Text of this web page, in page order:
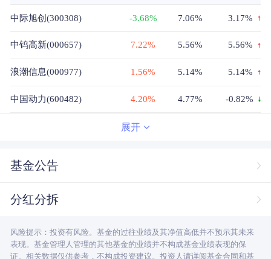
中际旭创(300308) -3.68% 7.06% 3.17%
中钨高新(000657) 7.22% 5.56% 5.56%
浪潮信息(000977) 1.56% 5.14% 5.14%
中国动力(600482) 4.20% 4.77% -0.82%
0.38%
思源电气(002028)
冰轮环境(000811) 4.89% 3.01% 3.01%
展开
基金公告
分红分拆
风险提示：投资有风险。基金的过往业绩及其净值高低并不预示其未来
表现。基金管理人管理的其他基金的业绩并不构成基金业绩表现的保
证。相关数据仅供参考，不构成投资建议。投资人请详阅基金合同和基